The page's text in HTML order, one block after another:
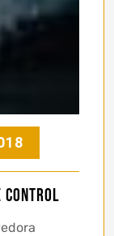
Control